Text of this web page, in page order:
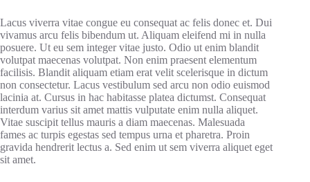
Lacus viverra vitae congue eu consequat ac felis donec et. Dui
vivamus arcu felis bibendum ut. Aliquam eleifend mi in nulla
posuere. Ut eu sem integer vitae justo. Odio ut enim blandit
volutpat maecenas volutpat. Non enim praesent elementum
facilisis. Blandit aliquam etiam erat velit scelerisque in dictum
non consectetur. Lacus vestibulum sed arcu non odio euismod
lacinia at. Cursus in hac habitasse platea dictumst. Consequat
interdum varius sit amet mattis vulputate enim nulla aliquet.
Vitae suscipit tellus mauris a diam maecenas. Malesuada
fames ac turpis egestas sed tempus urna et pharetra. Proin
gravida hendrerit lectus a. Sed enim ut sem viverra aliquet eget
sit amet.